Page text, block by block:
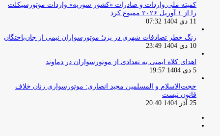
کمیته ملی واردات و صادرات «کشور سوریه» واردات موتورسیکلت
را از ۱ آوریل ۲۰۲۶ ممنوع کرد
11 دی 1404 07:32
زنگ خطر تصادفات شهری در یزد؛ موتورسواران نیمی از جان‌باختگان
10 دی 1404 23:49
اهدای کلاه ایمنی به تعدادی از موتورسواران در دماوند
5 دی 1404 19:57
حجت‌الاسلام و المسلمین مجید انصاری: موتورسواری زنان خلاف
قانون نیست
25 آذر 1404 20:40